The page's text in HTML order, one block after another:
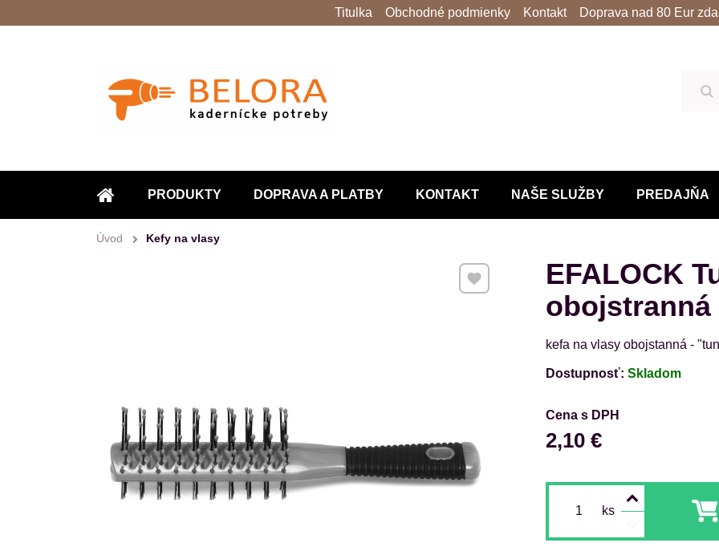
ÚVOD
PRODUKTY DOPRAVA A PLATBY KONTAKT NAŠE SLUŽBY PREDAJŇA
Titulka Obchodné podmienky Kontakt Doprava nad 80 Eur
Úvod Kefy na vlasy
EFALOCK
kefa na vlasy obojstanná -
Pridať k Obľúbeným
Dostupnosť: Skladom
Cena s DPH
2,10 €
ks